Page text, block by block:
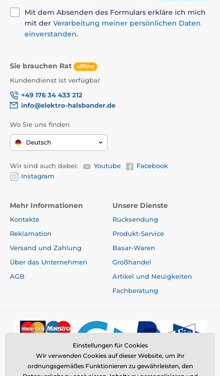
Mit dem Absenden des Formulars erkläre ich mich
mit der Verarbeitung meiner persönlichen Daten
einverstanden.
Sie brauchen Rat offline
Kundendienst ist verfügbar
+49 176 34 433 212
info@elektro-halsbander.de
Wo Sie uns finden
Deutsch
Wir sind auch dabei: Youtube
Facebook
Instagram
Mehr Informationen
Kontakte
Reklamation
Versand und Zahlung
Über das Unternehmen
AGB
Unsere Dienste
Rücksendung
Produkt-Service
Basar-Waren
Großhandel
Artikel und Neuigkeiten
Fachberatung
Einstellungen für Cookies
Wir verwenden Cookies auf dieser Website, um ihr
ordnungsgemäßes Funktionieren zu gewährleisten, den